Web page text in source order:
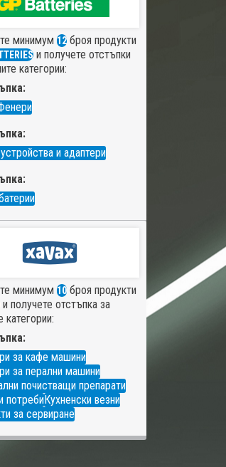
минимум 12броя продукти
и получете отстъпки
категории:
и адаптери
минимум 10броя продукти
и получете отстъпка за
категории:
за кафе машини
за перални машини
почистващи препарати
потребиКухненски везни
за сервиране